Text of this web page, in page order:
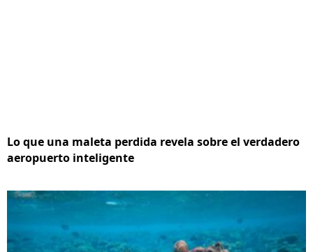
Lo que una maleta perdida revela sobre el verdadero
aeropuerto inteligente